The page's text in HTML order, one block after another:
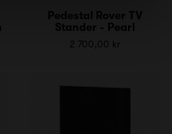
Stander - Pearl
2 700,00 kr